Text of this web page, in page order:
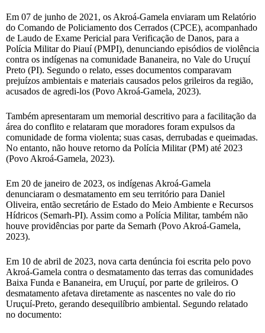
Em 07 de junho de 2021, os Akroá-Gamela enviaram um Relatório
do Comando de Policiamento dos Cerrados (CPCE), acompanhado
de Laudo de Exame Pericial para Verificação de Danos, para a
Polícia Militar do Piauí (PMPI), denunciando episódios de violência
contra os indígenas na comunidade Bananeira, no Vale do Uruçuí
Preto (PI). Segundo o relato, esses documentos comparavam
prejuízos ambientais e materiais causados pelos grileiros da região,
acusados de agredi-los (Povo Akroá-Gamela, 2023).
Também apresentaram um memorial descritivo para a facilitação da
área do conflito e relataram que moradores foram expulsos da
comunidade de forma violenta; suas casas, derrubadas e queimadas.
No entanto, não houve retorno da Polícia Militar (PM) até 2023
(Povo Akroá-Gamela, 2023).
Em 20 de janeiro de 2023, os indígenas Akroá-Gamela
denunciaram o desmatamento em seu território para Daniel
Oliveira, então secretário de Estado do Meio Ambiente e Recursos
Hídricos (Semarh-PI). Assim como a Polícia Militar, também não
houve providências por parte da Semarh (Povo Akroá-Gamela,
2023).
Em 10 de abril de 2023, nova carta denúncia foi escrita pelo povo
Akroá-Gamela contra o desmatamento das terras das comunidades
Baixa Funda e Bananeira, em Uruçuí, por parte de grileiros. O
desmatamento afetava diretamente as nascentes no vale do rio
Uruçuí-Preto, gerando desequilíbrio ambiental. Segundo relatado
no documento: